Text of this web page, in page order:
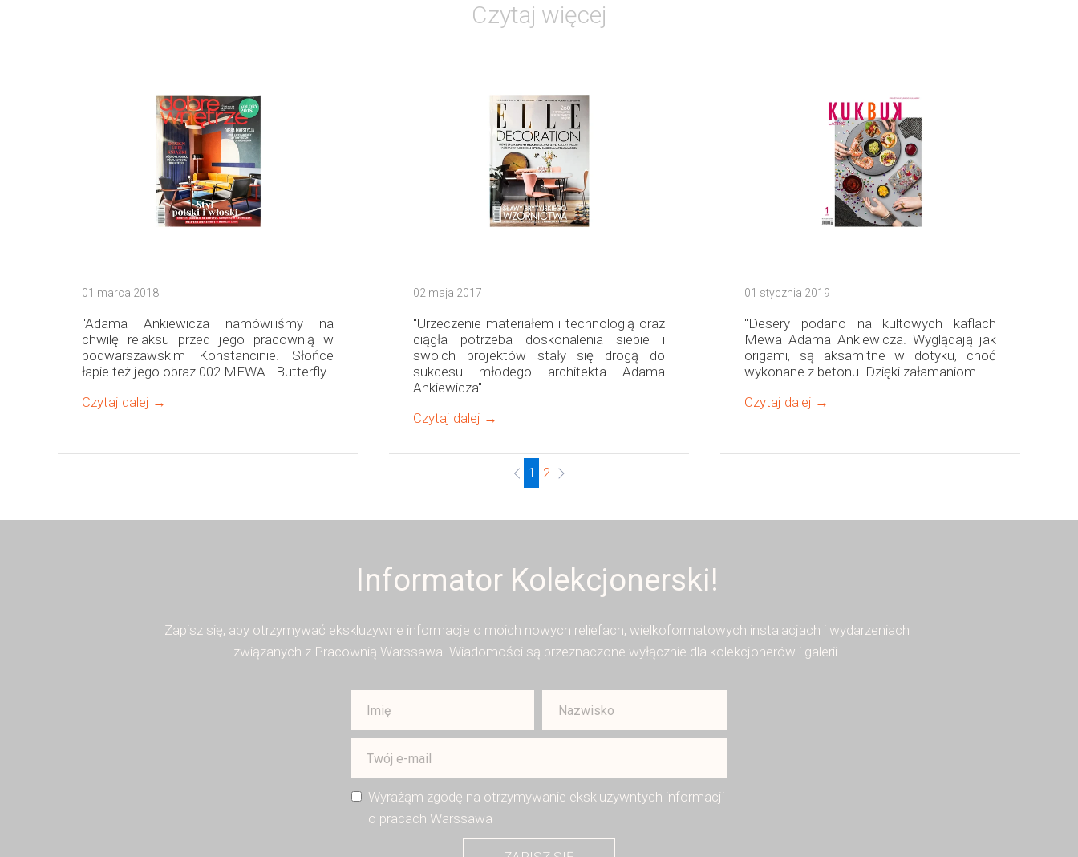
Czytaj więcej
01 marca 2018
"Adama Ankiewicza namówiliśmy na
chwilę relaksu przed jego pracownią w
podwarszawskim Konstancinie. Słońce
łapie też jego obraz 002 MEWA - Butterfly
Czytaj dalej →
02 maja 2017
"Urzeczenie materiałem i technologią oraz
ciągła potrzeba doskonalenia siebie i
swoich projektów stały się drogą do
sukcesu młodego architekta Adama
Ankiewicza".
Czytaj dalej →
01 stycznia 2019
"Desery podano na kultowych kaflach
Mewa Adama Ankiewicza. Wyglądają jak
origami, są aksamitne w dotyku, choć
wykonane z betonu. Dzięki załamaniom
Czytaj dalej →
1 2
Informator Kolekcjonerski!
Zapisz się, aby otrzymywać ekskluzywne informacje o moich nowych reliefach, wielkoformatowych instalacjach i wydarzeniach
związanych z Pracownią Warssawa. Wiadomości są przeznaczone wyłącznie dla kolekcjonerów i galerii.
Wyrażąm zgodę na otrzymywanie ekskluzywntych informacji
o pracach Warssawa